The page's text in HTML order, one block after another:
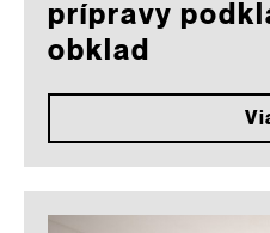
prípravy
obklad